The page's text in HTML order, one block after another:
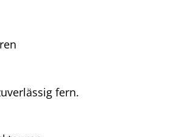
fern.